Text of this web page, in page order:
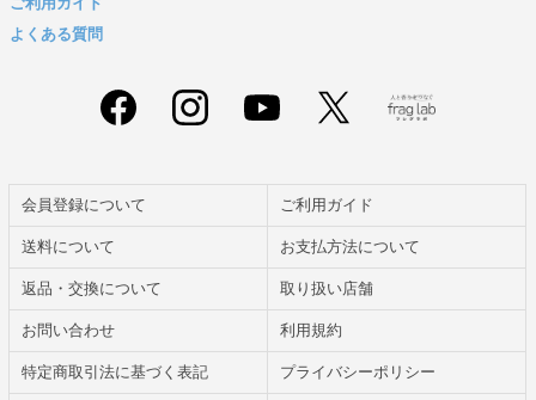
よくある質問
会員登録について ご利用ガイド
送料について お支払方法について
返品・交換について 取り扱い店舗
お問い合わせ 利用規約
特定商取引法に基づく表記 プライバシーポリシー